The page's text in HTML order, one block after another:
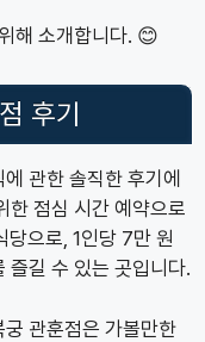
해 소개합니다. 😊
후기
관한 솔직한 후기에
한 점심 시간 예약으로
당으로, 1인당 7만 원
즐길 수 있는 곳입니다.
관훈점은 가볼만한